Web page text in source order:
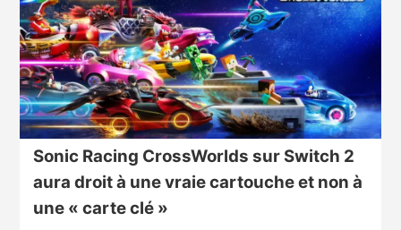
Sonic Racing CrossWorlds sur Switch 2
aura droit à une vraie cartouche et non à
une « carte clé »